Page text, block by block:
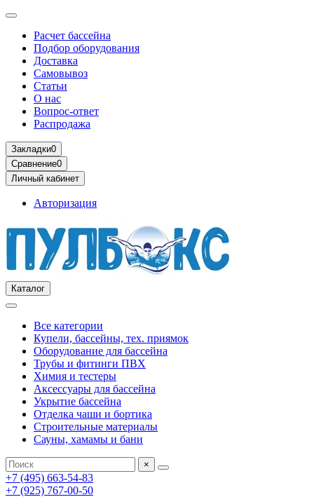
Расчет бассейна
Подбор оборудования
Доставка
Самовывоз
Статьи
О нас
Вопрос-ответ
Распродажа
Закладки0
Сравнение0
Личный кабинет
Авторизация
Каталог
Все категории
Купели, бассейны, тех. приямок
Оборудование для бассейна
Трубы и фитинги ПВХ
Химия и тестеры
Аксессуары для бассейна
Укрытие бассейна
Отделка чаши и бортика
Строительные материалы
Сауны, хамамы и бани
×
+7 (495) 663-54-83
+7 (925) 767-00-50